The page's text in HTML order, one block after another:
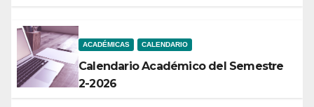
ACADÉMICAS CALENDARIO
Calendario Académico del Semestre
2-2026